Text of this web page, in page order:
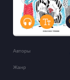
Авторы
Жанр